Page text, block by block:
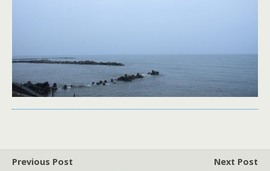
Previous Post
Next Post